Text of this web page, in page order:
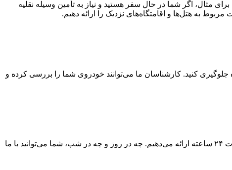
مثال، اگر شما در حال سفر هستید و نیاز به تأمین وسیله نقلیه
مربوط به هتل‌ها و اقامتگاه‌های نزدیک را ارائه دهیم.
جلوگیری کنید. کارشناسان ما می‌توانند خودروی شما را بررسی کرده و
مشکلات خودرو هیچ‌گاه به زمان و مکان خاصی محدود نمی‌شوند. به همین دلیل، ما در خدمات امداد خودرو همیار نصیر ایثار به شما خدمات ۲۴ ساعته ارائه می‌دهیم. چه در روز و چه در شب، شما می‌توانید با ما